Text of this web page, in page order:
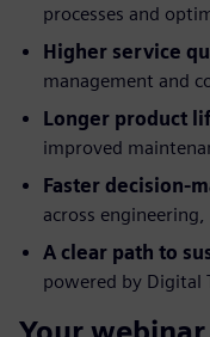
processes and
Higher service
management and
Longer product
improved
Faster decision-
across
A clear path to
powered by Digital